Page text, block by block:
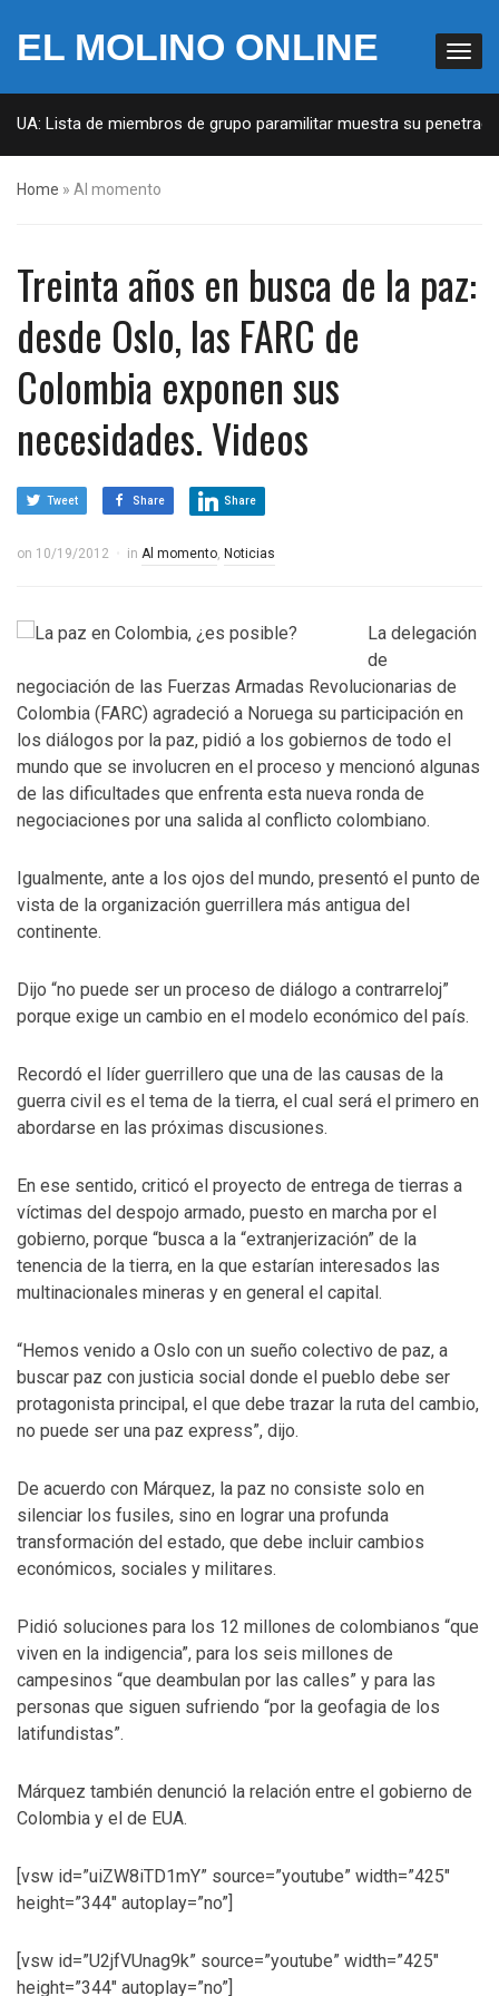
EL MOLINO ONLINE
Lista de miembros de grupo paramilitar muestra su
Home » Al momento
Treinta años en busca de la paz:
desde Oslo, las FARC de
Colombia exponen sus
necesidades. Videos
Tweet Share Share
on 10/19/2012 in Al momento, Noticias
La delegación
de
negociación de las Fuerzas Armadas Revolucionarias de
Colombia (FARC) agradeció a Noruega su participación en
los diálogos por la paz, pidió a los gobiernos de todo el
mundo que se involucren en el proceso y mencionó algunas
de las dificultades que enfrenta esta nueva ronda de
negociaciones por una salida al conflicto colombiano.
Igualmente, ante a los ojos del mundo, presentó el punto de
vista de la organización guerrillera más antigua del
continente.
Dijo “no puede ser un proceso de diálogo a contrarreloj”
porque exige un cambio en el modelo económico del país.
Recordó el líder guerrillero que una de las causas de la
guerra civil es el tema de la tierra, el cual será el primero en
abordarse en las próximas discusiones.
En ese sentido, criticó el proyecto de entrega de tierras a
víctimas del despojo armado, puesto en marcha por el
gobierno, porque “busca a la “extranjerización” de la
tenencia de la tierra, en la que estarían interesados las
multinacionales mineras y en general el capital.
“Hemos venido a Oslo con un sueño colectivo de paz, a
buscar paz con justicia social donde el pueblo debe ser
protagonista principal, el que debe trazar la ruta del cambio,
no puede ser una paz express”, dijo.
De acuerdo con Márquez, la paz no consiste solo en
silenciar los fusiles, sino en lograr una profunda
transformación del estado, que debe incluir cambios
económicos, sociales y militares.
Pidió soluciones para los 12 millones de colombianos “que
viven en la indigencia”, para los seis millones de
campesinos “que deambulan por las calles” y para las
personas que siguen sufriendo “por la geofagia de los
latifundistas”.
Márquez también denunció la relación entre el gobierno de
Colombia y el de EUA.
[vsw id=”uiZW8iTD1mY” source=”youtube” width=”425″
height=”344″ autoplay=”no”]
[vsw id=”U2jfVUnag9k” source=”youtube” width=”425″
height=”344″ autoplay=”no”]